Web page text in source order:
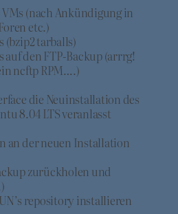
(nach Ankündigung in
etc.)
(bzip2 tarballs)
auf den FTP-Backup (arrrg!
ncftp RPM….)
die Neuinstallation des
8.04 LTS veranlasst
an der neuen Installation
zurückholen und
repository installieren